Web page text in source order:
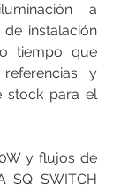
a
de instalación
tiempo que
y
stock para el
y flujos de
SQ SWITCH